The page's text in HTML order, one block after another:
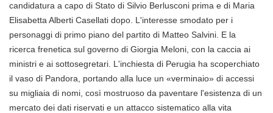
candidatura a capo di Stato di Silvio Berlusconi prima e di Maria
Elisabetta Alberti Casellati dopo. L'interesse smodato per i
personaggi di primo piano del partito di Matteo Salvini. E la
ricerca frenetica sul governo di Giorgia Meloni, con la caccia ai
ministri e ai sottosegretari. L'inchiesta di Perugia ha scoperchiato
il vaso di Pandora, portando alla luce un «verminaio» di accessi
su migliaia di nomi, così mostruoso da paventare l'esistenza di un
mercato dei dati riservati e un attacco sistematico alla vita